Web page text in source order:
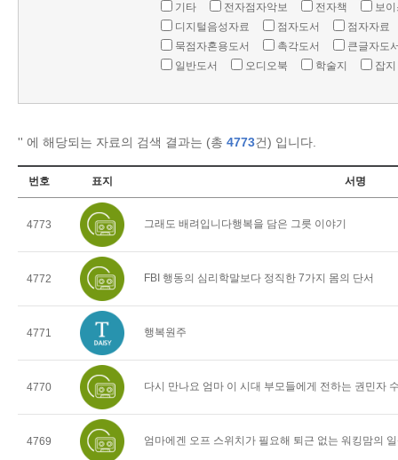
기타
전자점자악보 전자책
보
디지털음성자료
점자도서
점자자료
묵점자혼용도서
촉각도서
큰글자도
일반도서
오디오북 학술지 잡지
'' 에 해당되는 자료의 검색 결과는 (총 4773건) 입니다.
번호 표지 서명
4773 그래도 배려입니다행복을 담은 그릇 이야기
4772 FBI 행동의 심리학말보다 정직한 7가지 몸의 단서
4771 행복원주
4770 다시 만나요 엄마 이 시대 부모들에게 전하는 권민자
4769 엄마에겐 오프 스위치가 필요해 퇴근 없는 워킹맘의